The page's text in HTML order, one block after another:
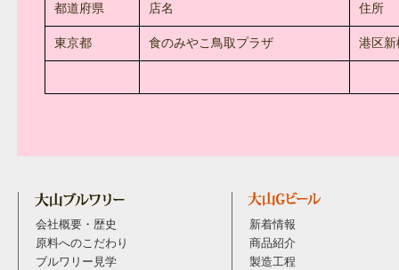
都道府県 店名 住所
東京都 食のみやこ鳥取プラザ 港区
会社概要・歴史
原料へのこだわり
ブルワリー見学
新着情報
商品紹介
製造工程